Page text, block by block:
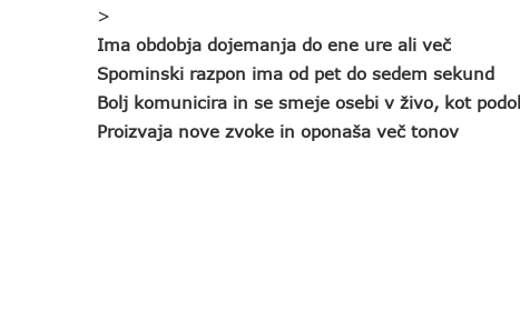
>
Ima obdobja dojemanja do ene ure ali več
Spominski razpon ima od pet do sedem sekund
Bolj komunicira in se smeje osebi v živo, kot
Proizvaja nove zvoke in oponaša več tonov